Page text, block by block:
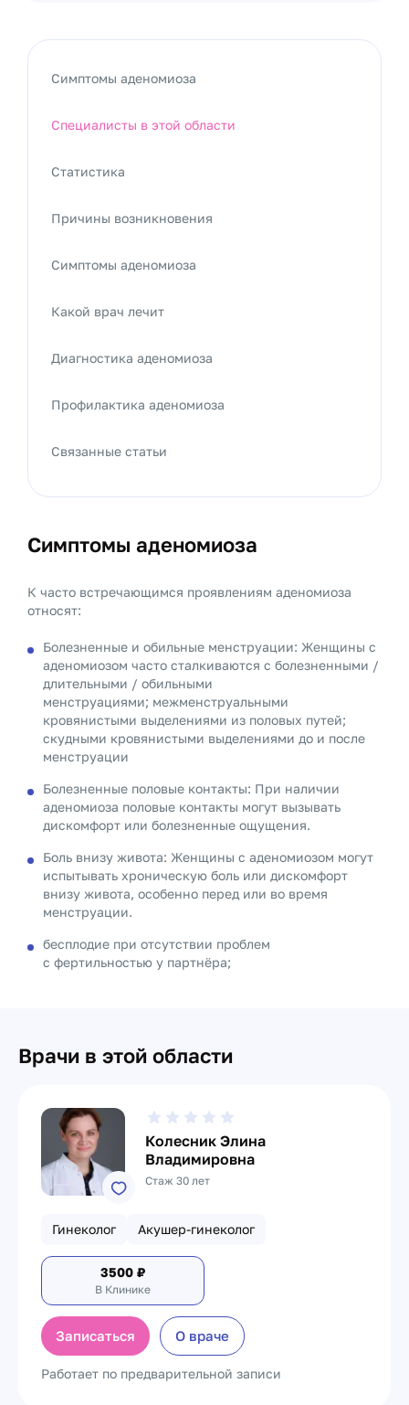
Симптомы аденомиоза
К часто встречающимся проявлениям аденомиоза
относят:
Болезненные и обильные менструации: Женщины с
аденомиозом часто сталкиваются с болезненными /
длительными / обильными
менструациями; межменструальными
кровянистыми выделениями из половых путей;
скудными кровянистыми выделениями до и после
менструации
Болезненные половые контакты: При наличии
аденомиоза половые контакты могут вызывать
дискомфорт или болезненные ощущения.
Боль внизу живота: Женщины с аденомиозом могут
испытывать хроническую боль или дискомфорт
внизу живота, особенно перед или во время
менструации.
бесплодие при отсутствии проблем
с фертильностью у партнёра;
Симптомы аденомиоза
Специалисты в этой области
Статистика
Причины возникновения
Симптомы аденомиоза
Какой врач лечит
Диагностика аденомиоза
Профилактика аденомиоза
Связанные статьи
Врачи в этой области
Колесник Элина
Владимировна
Стаж 30 лет
Гинеколог Акушер-гинеколог
3500 ₽
В Клинике
Записаться О враче
Работает по предварительной записи